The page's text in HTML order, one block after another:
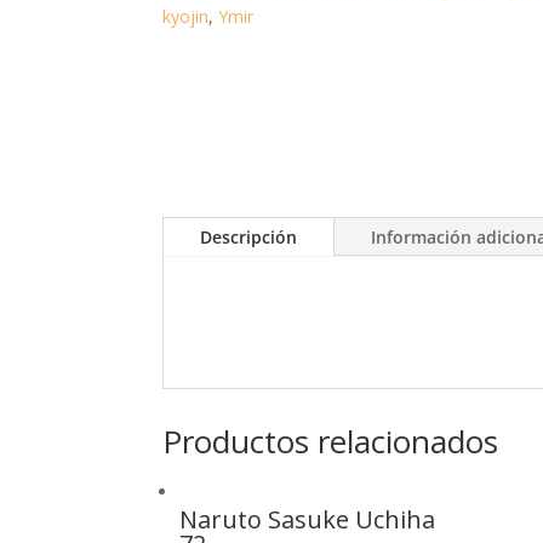
kyojin,Ymir
Descripción Información
Productos relacionados
Naruto Sasuke Uchiha